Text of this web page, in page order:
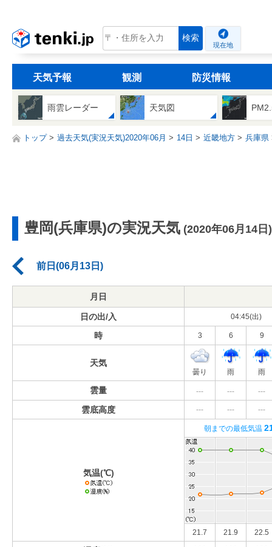
tenki.jp 検索
現在地
天気予報 観測 防災情報
雨雲レーダー 天気図
トップ 過去天気(実況天気)2020年06月 14日 近畿地方 兵庫県
豊岡(兵庫県)の実況天気 (2020年06月14日)
前日(06月13日)
月日
日の出/入 04:45(出)
時 3 6 9
天気
曇り 雨 雨
雲量 --- --- ---
雲底高度 --- --- ---
気温(℃)
朝までの最低気温
21.7 21.9 22.5